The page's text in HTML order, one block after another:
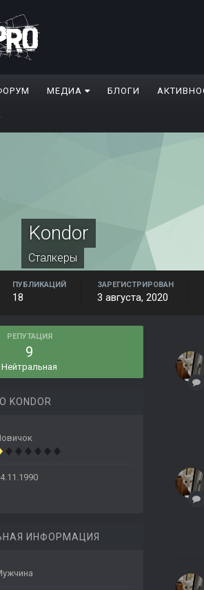
МЕДИА БЛОГИ
Kondor
Сталкеры
ПУБЛИКАЦИЙ
18
ЗАРЕГИСТРИРОВАН
3 августа, 2020
РЕПУТАЦИЯ
9
Нейтральная
ИНФОРМАЦИЯ